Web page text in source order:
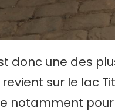
donc une des
sur le lac
notamment